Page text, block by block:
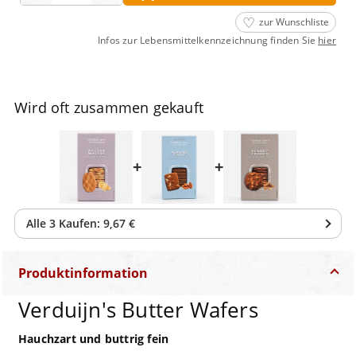
zur Wunschliste
Infos zur Lebensmittelkennzeichnung finden Sie hier
Wird oft zusammen gekauft
+ +
Alle 3 Kaufen: 9,67 €
Produktinformation
Verduijn's Butter Wafers
Hauchzart und buttrig fein